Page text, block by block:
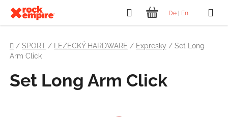
obsah
De En
Hledat
NÁKUPNÍ
KOŠÍK
Domů
/ SPORT / LEZECKÝ HARDWARE / Expresky / Set Long
Arm Click
Set Long Arm Click